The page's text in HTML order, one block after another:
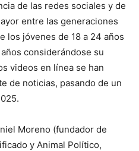
de las redes sociales y de
entre las generaciones
los jóvenes de 18 a 24 años
considerándose su
videos en línea se han
de noticias, pasando de un
Moreno (fundador de
y Animal Político,